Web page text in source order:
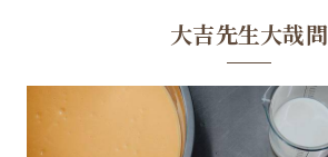
大吉先生大哉問